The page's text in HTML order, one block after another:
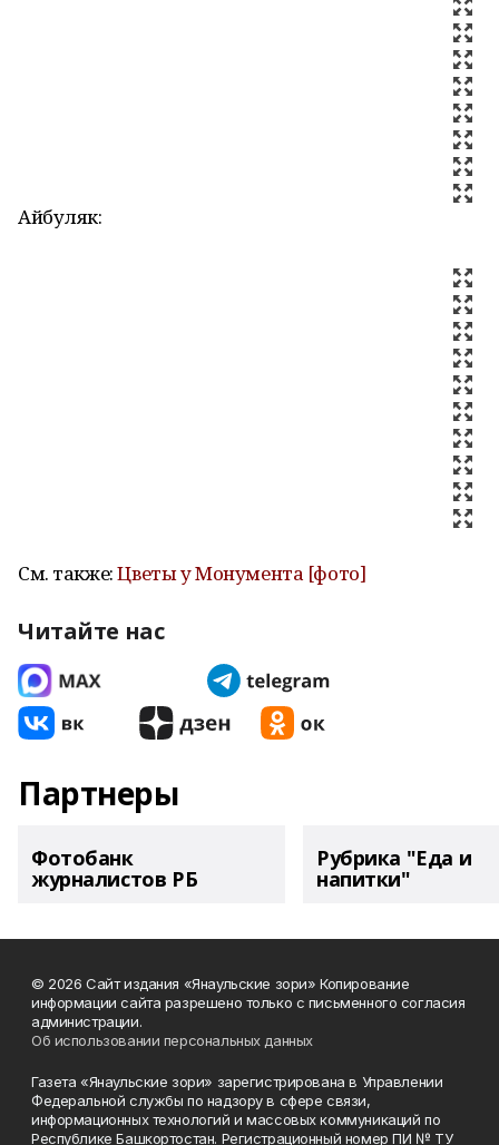
Айбуляк:
См. также:Цветы у Монумента [фото]
Читайте нас
Партнеры
Фотобанк
журналистов РБ
Рубрика "Еда и
напитки"
© 2026 Сайт издания «Янаульские зори» Копирование
информации сайта разрешено только с письменного согласия
администрации.
Об использовании персональных данных
Газета «Янаульские зори» зарегистрирована в Управлении
Федеральной службы по надзору в сфере связи,
информационных технологий и массовых коммуникаций по
Республике Башкортостан. Регистрационный номер ПИ № ТУ